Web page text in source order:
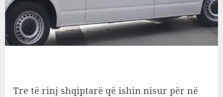
Tre të rinj shqiptarë që ishin nisur për në